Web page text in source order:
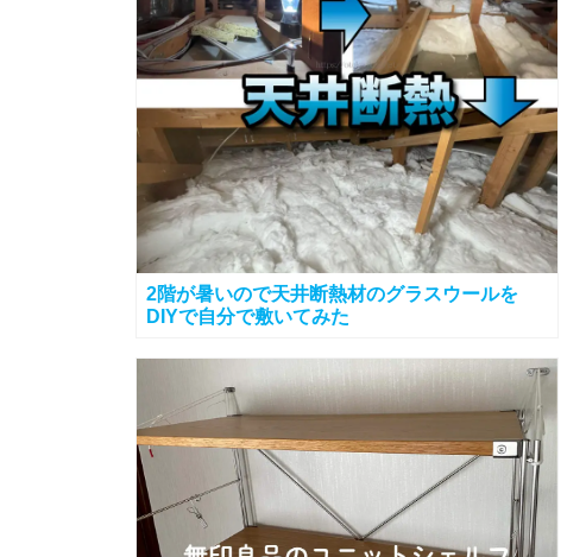
2階が暑いので天井断熱材のグラスウールを
DIYで自分で敷いてみた